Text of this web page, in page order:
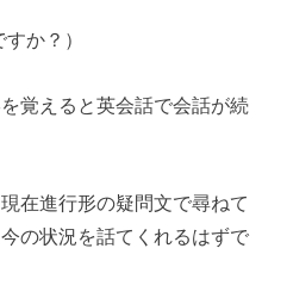
か？）
覚えると英会話で会話が続
在進行形の疑問文で尋ねて
の状況を話てくれるはずで